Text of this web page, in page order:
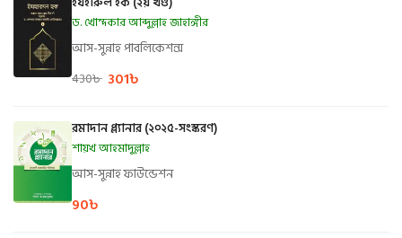
ড. খোন্দকার আব্দুল্লাহ জাহাঙ্গীর
আস-সুন্নাহ পাবলিকেশন্স
430৳ 301৳
রমাদান প্ল্যানার (২০২৫-সংস্করণ)
শায়খ আহমাদুল্লাহ
আস-সুন্নাহ ফাউন্ডেশন
90৳